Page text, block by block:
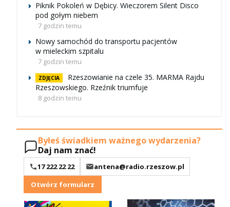
Piknik Pokoleń w Dębicy. Wieczorem Silent Disco
pod gołym niebem
7 godzin temu
Nowy samochód do transportu pacjentów
w mieleckim szpitalu
7 godzin temu
ZDJĘCIA
Rzeszowianie na czele 35. MARMA Rajdu
Rzeszowskiego. Rzeźnik triumfuje
8 godzin temu
Byłeś świadkiem ważnego wydarzenia?
Daj nam znać!
17 222 22 22
antena@radio.rzeszow.pl
Otwórz formularz